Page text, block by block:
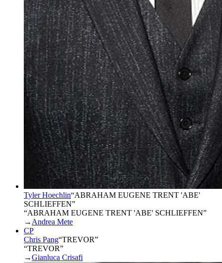
Tyler Hoechlin“ABRAHAM EUGENE TRENT 'ABE'
SCHLIEFFEN”
“ABRAHAM EUGENE TRENT 'ABE' SCHLIEFFEN”
→ Andrea Mete
CP
Chris Pang“TREVOR”
“TREVOR”
→Gianluca Crisafi